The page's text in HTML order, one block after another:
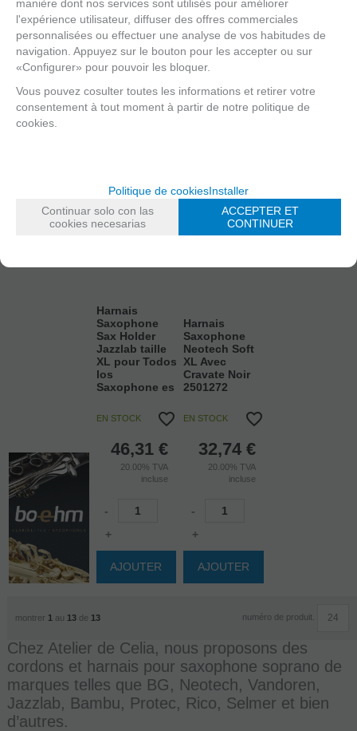
AJOUTER AJOUTER AJOUTER AJOUTER
Harnais
Saxophone
Sax Holder
Jazzlab taille
XL pour Todos
los
Saxophone es
EN STOCK
46,31 €
20.00%TVA
incluse
-
+
AJOUTER
Harnais
Saxophone
Neotech Soft
XL Avec
Cravate Noir
2501272
EN STOCK
32,74 €
20.00% TVA
incluse
-
+
AJOUTER
montrer 1 au 13de 13 numéro de produit.
Chez Atelier de Celia, nous proposons des
cordons et harnais pour saxophone soprano de
marques telles que BG, Neotech, Vandoren,
Jazzlab, Bambu, Protec, Rico, Selmer et bien
d’autres.
manière dont nos services sont utilisés pour améliorer
l'expérience utilisateur, diffuser des offres commerciales
personnalisées ou effectuer une analyse de vos habitudes de
navigation. Appuyez sur le bouton pour les accepter ou sur
«Configurer» pour pouvoir les bloquer.
Vous pouvez cosulter toutes les informations et retirer votre
consentement à tout moment à partir de notre politique de
cookies.
Politique de cookiesInstaller
Continuar solo con las
cookies necesarias
ACCEPTER ET
CONTINUER